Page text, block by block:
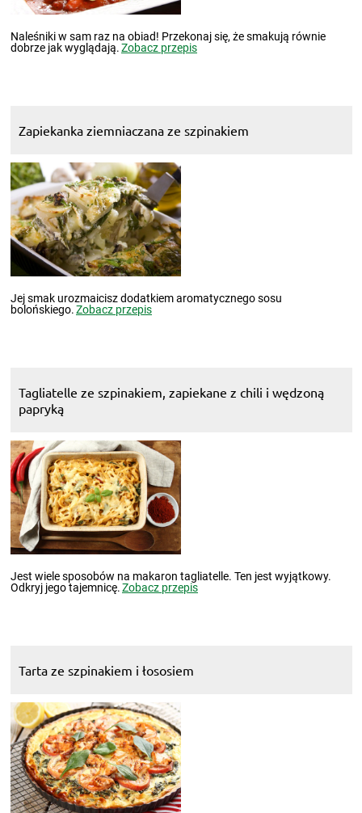
Naleśniki w sam raz na obiad! Przekonaj się, że smakują równie
dobrze jak wyglądają.Zobacz przepis
Zapiekanka ziemniaczana ze szpinakiem
Jej smak urozmaicisz dodatkiem aromatycznego sosu
bolońskiego.Zobacz przepis
Tagliatelle ze szpinakiem, zapiekane z chili i wędzoną
papryką
Jest wiele sposobów na makaron tagliatelle. Ten jest wyjątkowy.
Odkryj jego tajemnicę.Zobacz przepis
Tarta ze szpinakiem i łososiem